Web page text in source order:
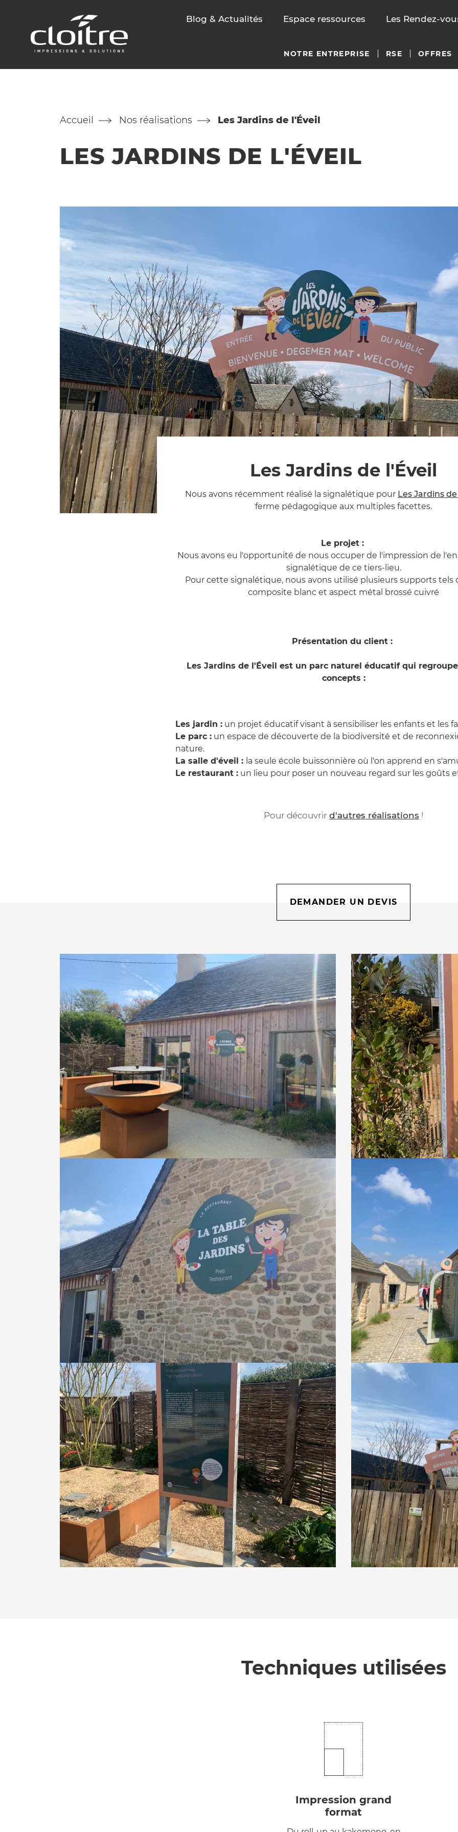
Blog & Actualités Espace ressources Les Rendez-
NOTRE ENTREPRISE RSE OFFRES
Accueil Nos réalisations Les Jardins de l'Éveil
LES JARDINS DE L'ÉVEIL
Les Jardins de l'Éveil
Nous avons récemment réalisé la signalétique pour Les Jardins
ferme pédagogique aux multiples facettes.
Le projet :
Nous avons eu l'opportunité de nous occuper de l'impression de
signalétique de ce tiers-lieu.
Pour cette signalétique, nous avons utilisé plusieurs supports tels
composite blanc et aspect métal brossé cuivré
Présentation du client :
Les Jardins de l'Éveil est un parc naturel éducatif qui
concepts :
Les jardin : un projet éducatif visant à sensibiliser les enfants et les
Le parc : un espace de découverte de la biodiversité et de
nature.
La salle d'éveil : la seule école buissonnière où l'on apprend en
Le restaurant : un lieu pour poser un nouveau regard sur les goûts
Pour découvrir d'autres réalisations !
DEMANDER UN DEVIS
Techniques utilisées
Impression grand
format